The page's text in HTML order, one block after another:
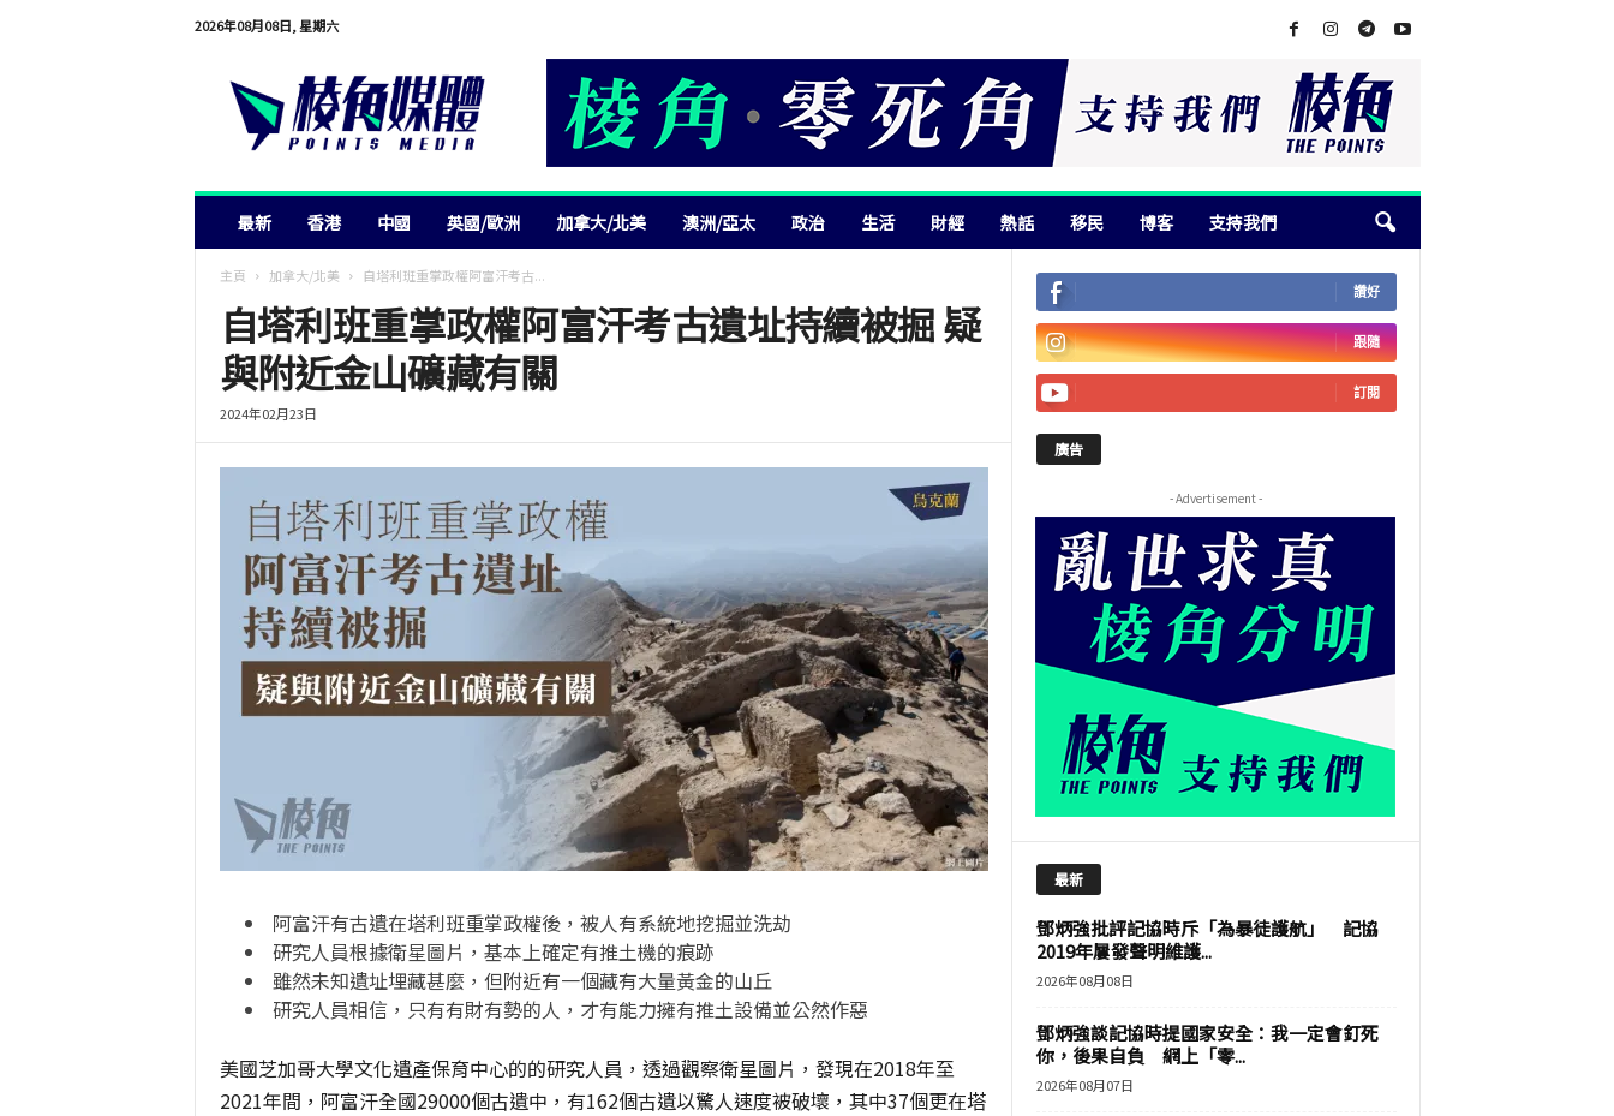
2026年08月08日, 星期六
最新 香港 中國 英國/歐洲 加拿大/北美 澳洲/亞太 政治 生活 財經 熱話 移民 博客 支持我們
主頁 加拿大/北美 自塔利班重掌政權阿富汗考古...
自塔利班重掌政權阿富汗考古遺址持續被掘 疑
與附近金山礦藏有關
2024年02月23日
阿富汗有古遺在塔利班重掌政權後，被人有系統地挖掘並洗劫
研究人員根據衛星圖片，基本上確定有推土機的痕跡
雖然未知遺址埋藏甚麼，但附近有一個藏有大量黃金的山丘
研究人員相信，只有有財有勢的人，才有能力擁有推土設備並公然作惡
美國芝加哥大學文化遺產保育中心的的研究人員，透過觀察衛星圖片，發現在2018年至
2021年間，阿富汗全國29000個古遺中，有162個古遺以驚人速度被破壞，其中37個更在塔
讚好
跟隨
訂閱
廣告
- Advertisement -
最新
鄧炳強批評記協時斥「為暴徒護航」 記協
2019年屢發聲明維護...
2026年08月08日
鄧炳強談記協時提國家安全：我一定會釘死
你，後果自負 網上「零...
2026年08月07日